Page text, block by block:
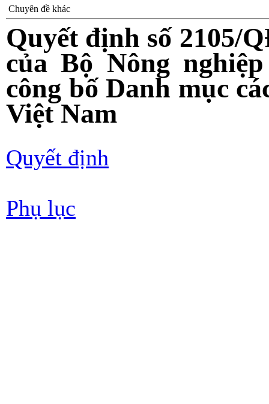
Chuyên đề khác
Quyết định số 2105/
của Bộ Nông
công bố Danh mục
Việt Nam
Quyết định
Phụ lục